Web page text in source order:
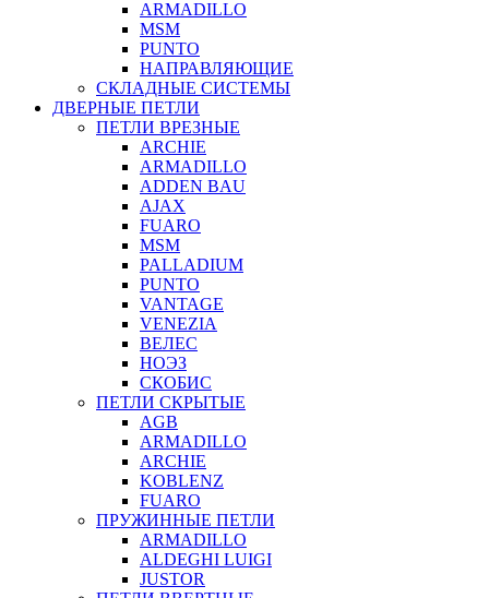
ARMADILLO
MSM
PUNTO
НАПРАВЛЯЮЩИЕ
СКЛАДНЫЕ СИСТЕМЫ
ДВЕРНЫЕ ПЕТЛИ
ПЕТЛИ ВРЕЗНЫЕ
ARCHIE
ARMADILLO
ADDEN BAU
AJAX
FUARO
MSM
PALLADIUM
PUNTO
VANTAGE
VENEZIA
ВЕЛЕС
НОЭЗ
СКОБИС
ПЕТЛИ СКРЫТЫЕ
AGB
ARMADILLO
ARCHIE
KOBLENZ
FUARO
ПРУЖИННЫЕ ПЕТЛИ
ARMADILLO
ALDEGHI LUIGI
JUSTOR